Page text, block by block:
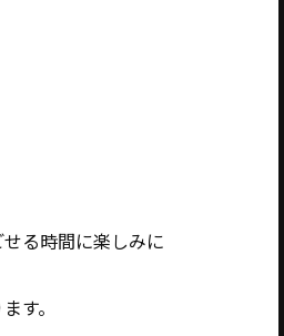
る時間に楽しみに
す。